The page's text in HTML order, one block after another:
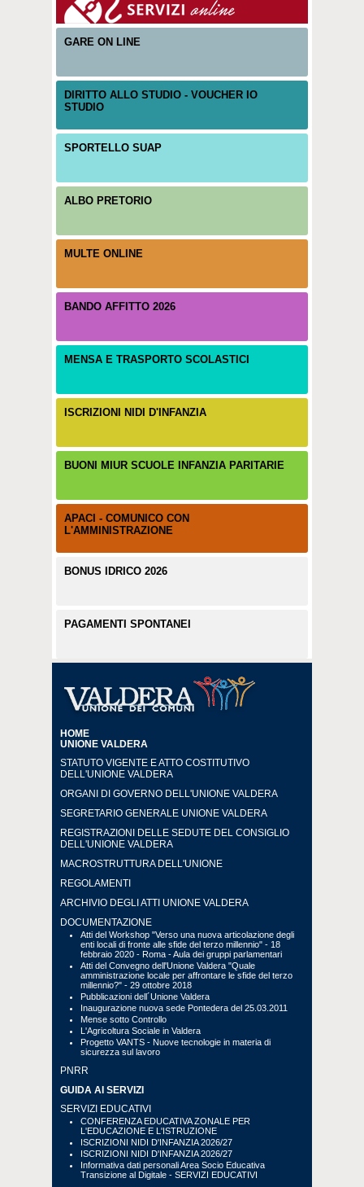
GARE ON LINE
DIRITTO ALLO STUDIO - VOUCHER IO
STUDIO
SPORTELLO SUAP
ALBO PRETORIO
MULTE ONLINE
BANDO AFFITTO 2026
MENSA E TRASPORTO SCOLASTICI
ISCRIZIONI NIDI D'INFANZIA
BUONI MIUR SCUOLE INFANZIA PARITARIE
APACI - COMUNICO CON
L'AMMINISTRAZIONE
BONUS IDRICO 2026
PAGAMENTI SPONTANEI
HOME
UNIONE VALDERA
STATUTO VIGENTE E ATTO COSTITUTIVO
DELL'UNIONE VALDERA
ORGANI DI GOVERNO DELL'UNIONE VALDERA
SEGRETARIO GENERALE UNIONE VALDERA
REGISTRAZIONI DELLE SEDUTE DEL CONSIGLIO
DELL'UNIONE VALDERA
MACROSTRUTTURA DELL'UNIONE
REGOLAMENTI
ARCHIVIO DEGLI ATTI UNIONE VALDERA
DOCUMENTAZIONE
Atti del Workshop "Verso una nuova articolazione degli
enti locali di fronte alle sfide del terzo millennio" - 18
febbraio 2020 - Roma - Aula dei gruppi parlamentari
Atti del Convegno dell'Unione Valdera "Quale
amministrazione locale per affrontare le sfide del terzo
millennio?" - 29 ottobre 2018
Pubblicazioni dell´Unione Valdera
Inaugurazione nuova sede Pontedera del 25.03.2011
Mense sotto Controllo
L'Agricoltura Sociale in Valdera
Progetto VANTS - Nuove tecnologie in materia di
sicurezza sul lavoro
PNRR
GUIDA AI SERVIZI
SERVIZI EDUCATIVI
CONFERENZA EDUCATIVA ZONALE PER
L'EDUCAZIONE E L'ISTRUZIONE
ISCRIZIONI NIDI D'INFANZIA 2026/27
ISCRIZIONI NIDI D'INFANZIA 2026/27
Informativa dati personali Area Socio Educativa
Transizione al Digitale - SERVIZI EDUCATIVI